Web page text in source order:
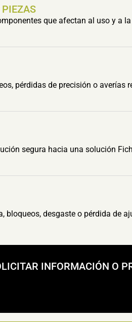
que afectan al uso y a
pérdidas de precisión o averías
segura hacia una solución
bloqueos, desgaste o pérdida de
INFORMACIÓN O